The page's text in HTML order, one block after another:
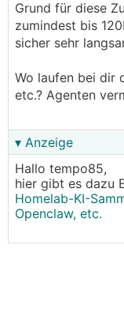
Grund für diese
zumindest bis
sicher sehr
Wo laufen bei dir
etc.? Agenten
▾ Anzeige
Hallo tempo85,
hier gibt es dazu
Homelab-KI-
Openclaw, etc.